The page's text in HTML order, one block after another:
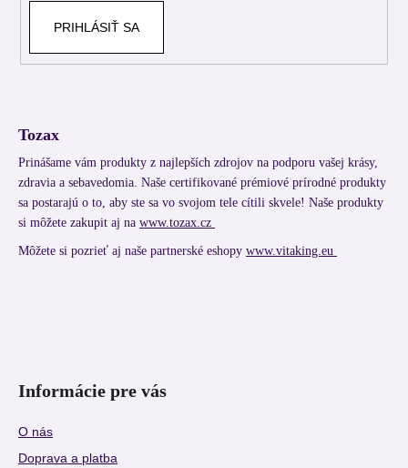
PRIHLÁSIŤ SA
Tozax
Prinášame vám produkty z najlepších zdrojov na podporu vašej krásy,
zdravia a sebavedomia. Naše certifikované prémiové prírodné produkty
sa postarajú o to, aby ste sa vo svojom tele cítili skvele! Naše produkty
si môžete zakupit aj na www.tozax.cz
Môžete si pozrieť aj naše partnerské eshopy www.vitaking.eu
Informácie pre vás
O nás
Doprava a platba